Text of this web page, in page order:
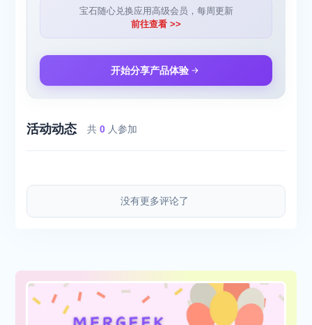
宝石随心兑换应用高级会员，每周更新
前往查看 >>
开始分享产品体验
活动动态 共0 人参加
没有更多评论了